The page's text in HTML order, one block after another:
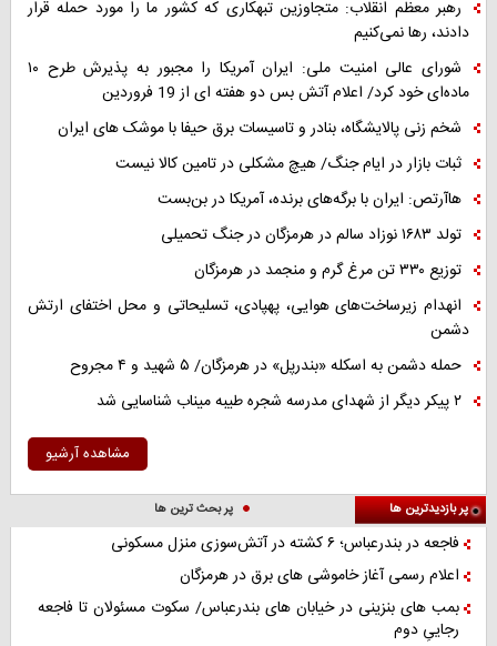
رهبر معظم انقلاب: متجاوزین تبهکاری که کشور ما را مورد حمله قرار
دادند، رها نمی‌کنیم
شورای عالی امنیت ملی: ایران آمریکا را مجبور به پذیرش طرح ۱۰
ماده‌ای خود کرد/ اعلام آتش بس دو هفته ای از 19 فروردین
شخم زنی پالایشگاه، بنادر و تاسیسات برق حیفا با موشک های ایران
ثبات بازار در ایام جنگ/ هیچ مشکلی در تامین کالا نیست
هاآرتص: ایران با برگه‌های برنده، آمریکا در بن‌بست
تولد ۱۶۸۳ نوزاد سالم در هرمزگان در جنگ تحمیلی
توزیع ۳۳۰ تن مرغ گرم و منجمد در هرمزگان
انهدام زیرساخت‌های هوایی، پهپادی، تسلیحاتی و محل اختفای ارتش
دشمن
حمله دشمن به اسکله «بندرپل» در هرمزگان/ ۵ شهید و ۴ مجروح
۲ پیکر دیگر از شهدای مدرسه شجره طیبه میناب شناسایی شد
مشاهده آرشیو
پر بازدیدترین ها پر بحث ترین ها
فاجعه در بندرعباس؛ ۶ کشته در آتش‌سوزی منزل مسکونی
اعلام رسمی آغاز خاموشی های برق در هرمزگان
بمب های بنزینی در خیابان های بندرعباس/ سکوت مسئولان تا فاجعه
رجاییِ دوم